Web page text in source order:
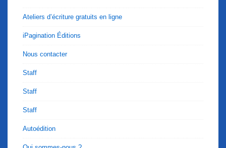
Ateliers d’écriture gratuits en ligne
iPagination Éditions
Nous contacter
Staff
Staff
Staff
Autoédition